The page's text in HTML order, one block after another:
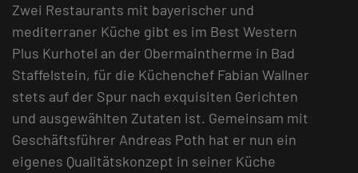
Zwei Restaurants mit bayerischer und
mediterraner Küche gibt es im Best Western
Plus Kurhotel an der Obermaintherme in Bad
Staffelstein, für die Küchenchef Fabian Wallner
stets auf der Spur nach exquisiten Gerichten
und ausgewählten Zutaten ist. Gemeinsam mit
Geschäftsführer Andreas Poth hat er nun ein
eigenes Qualitätskonzept in seiner Küche